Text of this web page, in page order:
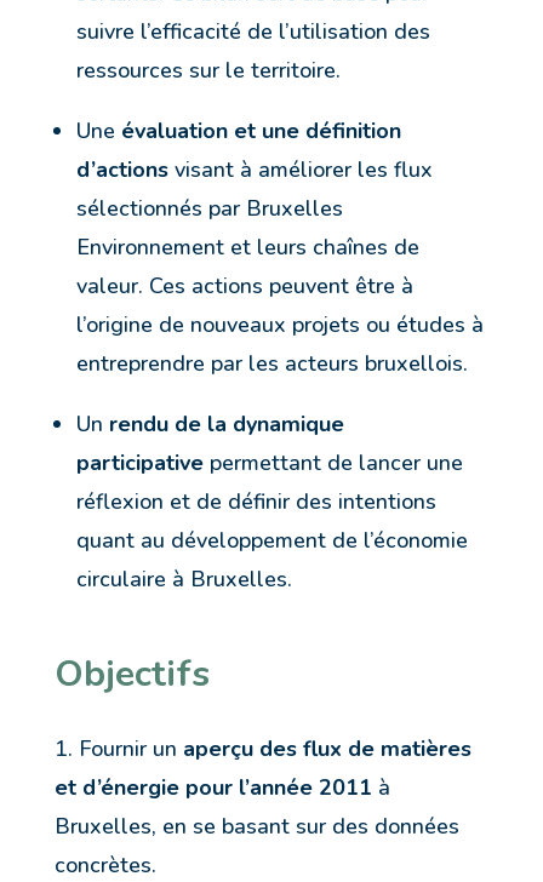
suivre l’efficacité de l’utilisation des
ressources sur le territoire.
Une évaluation et une définition
d’actions visant à améliorer les flux
sélectionnés par Bruxelles
Environnement et leurs chaînes de
valeur. Ces actions peuvent être à
l’origine de nouveaux projets ou études à
entreprendre par les acteurs bruxellois.
Un rendu de la dynamique
participative permettant de lancer une
réflexion et de définir des intentions
quant au développement de l’économie
circulaire à Bruxelles.
Objectifs
Fournir un aperçu des flux de matières
et d’énergie pour l’année 2011 à
Bruxelles, en se basant sur des données
concrètes.